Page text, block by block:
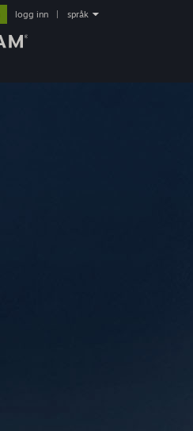
logg inn språk